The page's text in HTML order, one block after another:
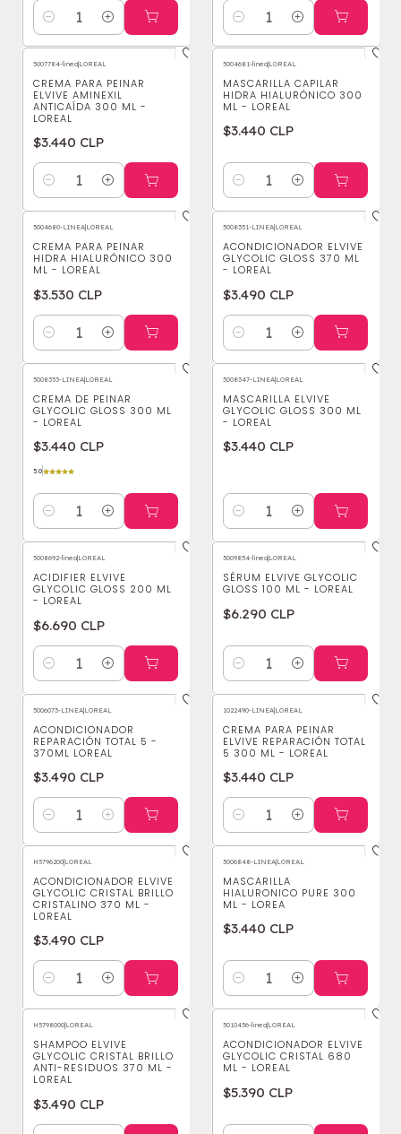
Cantidad Cantidad
5007784-linea|LOREAL
CREMA PARA PEINAR
ELVIVE AMINEXIL
ANTICAÍDA 300 ML -
LOREAL
$3.440 CLP
Cantidad
5004681-linea|LOREAL
MASCARILLA CAPILAR
HIDRA HIALURÓNICO 300
ML - LOREAL
$3.440 CLP
Cantidad
5004680-LINEA|LOREAL
CREMA PARA PEINAR
HIDRA HIALURÓNICO 300
ML - LOREAL
$3.530 CLP
Cantidad
5008351-LINEA|LOREAL
ACONDICIONADOR ELVIVE
GLYCOLIC GLOSS 370 ML
- LOREAL
$3.490 CLP
Cantidad
5008353-LINEA|LOREAL
CREMA DE PEINAR
GLYCOLIC GLOSS 300 ML
- LOREAL
$3.440 CLP
5.0
Cantidad
5008347-LINEA|LOREAL
MASCARILLA ELVIVE
GLYCOLIC GLOSS 300 ML
- LOREAL
$3.440 CLP
Cantidad
5008692-linea|LOREAL
ACIDIFIER ELVIVE
GLYCOLIC GLOSS 200 ML
- LOREAL
$6.690 CLP
Cantidad
5009854-linea|LOREAL
SÉRUM ELVIVE GLYCOLIC
GLOSS 100 ML - LOREAL
$6.290 CLP
Cantidad
5006073-LINEA|LOREAL
ACONDICIONADOR
REPARACIÓN TOTAL 5 -
370ML LOREAL
$3.490 CLP
Cantidad
1022490-LINEA|LOREAL
CREMA PARA PEINAR
ELVIVE REPARACIÓN TOTAL
5 300 ML - LOREAL
$3.440 CLP
Cantidad
H5796200|LOREAL
ACONDICIONADOR ELVIVE
GLYCOLIC CRISTAL BRILLO
CRISTALINO 370 ML -
L0REAL
$3.490 CLP
Cantidad
5006848-LINEA|LOREAL
MASCARILLA
HIALURONICO PURE 300
ML - LOREA
$3.440 CLP
Cantidad
H5798000|LOREAL
SHAMPOO ELVIVE
GLYCOLIC CRISTAL BRILLO
ANTI-RESIDUOS 370 ML -
L0REAL
$3.490 CLP
5010456-linea|LOREAL
ACONDICIONADOR ELVIVE
GLYCOLIC CRISTAL 680
ML - LOREAL
$5.390 CLP